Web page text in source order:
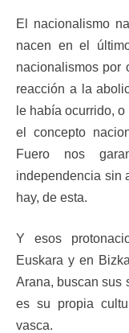
El nacionalismo
nacen en el
nacionalismos por
reacción a la
le había ocurrido,
el concepto
Fuero nos
independencia sin
hay, de esta.
Y esos
Euskara y en
Arana, buscan sus
es su propia
vasca.